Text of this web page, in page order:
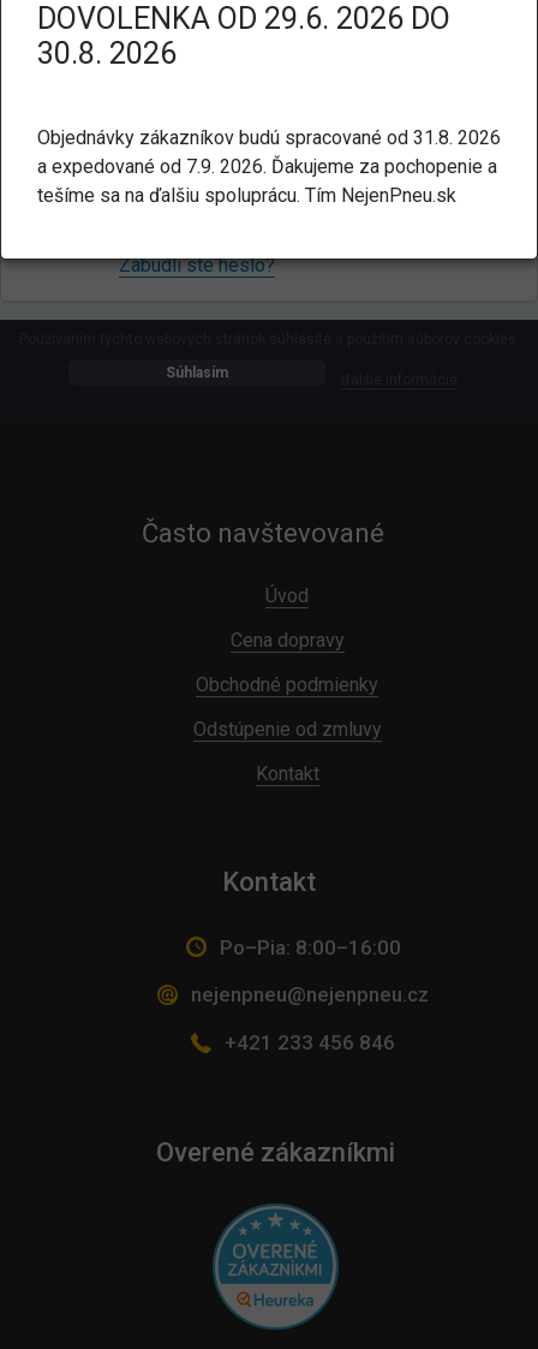
Prihlásiť sa
Zabudli ste heslo?
Súhlasím
Často navštevované
Úvod
Cena dopravy
Obchodné podmienky
Odstúpenie od zmluvy
Kontakt
Kontakt
Po–Pia: 8:00–16:00
nejenpneu@nejenpneu.cz
+421 233 456 846
Overené zákazníkmi
DOVOLENKA OD 29.6. 2026 DO
30.8. 2026
Objednávky zákazníkov budú spracované od 31.8. 2026
a expedované od 7.9. 2026. Ďakujeme za pochopenie a
tešíme sa na ďalšiu spoluprácu. Tím NejenPneu.sk